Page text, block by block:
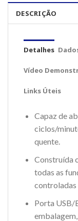
DESCRIÇÃO
Detalhes
Vídeo
Links Úteis
Capaz de
ciclos/
quente.
Construída
todas as
controladas
Porta USB/